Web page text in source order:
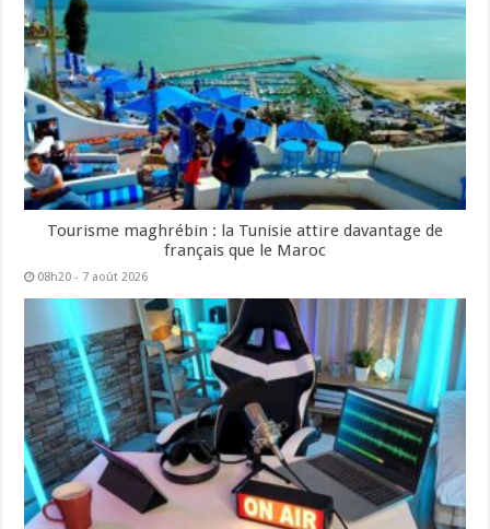
Tourisme maghrébin : la Tunisie attire davantage de
français que le Maroc
08h20 - 7 août 2026